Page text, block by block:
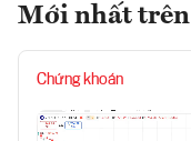
Mới nhất trên
Chứng khoán